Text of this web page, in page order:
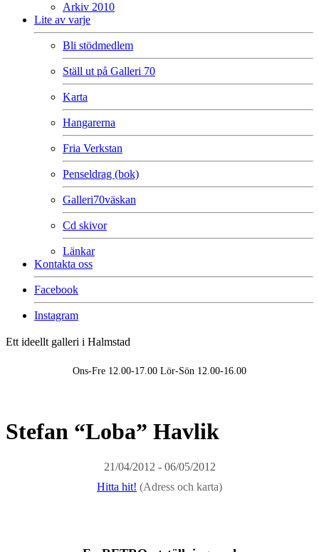
Arkiv 2010
Lite av varje
Bli stödmedlem
Ställ ut på Galleri 70
Karta
Hangarerna
Fria Verkstan
Penseldrag (bok)
Galleri70väskan
Cd skivor
Länkar
Kontakta oss
Facebook
Instagram
Ett ideellt galleri i Halmstad
Ons-Fre 12.00-17.00 Lör-Sön 12.00-16.00
Stefan “Loba” Havlik
21/04/2012 - 06/05/2012
Hitta hit! (Adress och karta)